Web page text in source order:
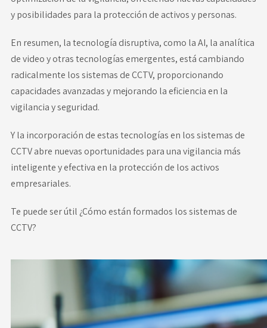
y posibilidades para la protección de activos y personas.
En resumen, la tecnología disruptiva, como la AI, la analítica
de video y otras tecnologías emergentes, está cambiando
radicalmente los sistemas de CCTV, proporcionando
capacidades avanzadas y mejorando la eficiencia en la
vigilancia y seguridad.
Y la incorporación de estas tecnologías en los sistemas de
CCTV abre nuevas oportunidades para una vigilancia más
inteligente y efectiva en la protección de los activos
empresariales.
Te puede ser útil¿Cómo están formados los sistemas de
CCTV?